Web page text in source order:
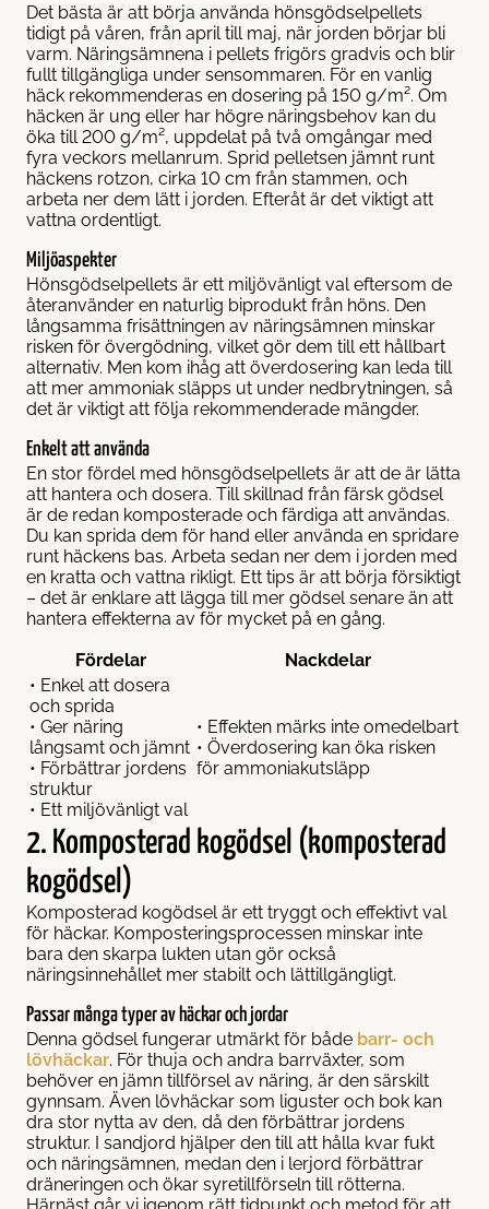
Det bästa är att börja använda hönsgödselpellets
tidigt på våren, från april till maj, när jorden börjar bli
varm. Näringsämnena i pellets frigörs gradvis och blir
fullt tillgängliga under sensommaren. För en vanlig
häck rekommenderas en dosering på 150 g/m². Om
häcken är ung eller har högre näringsbehov kan du
öka till 200 g/m², uppdelat på två omgångar med
fyra veckors mellanrum. Sprid pelletsen jämnt runt
häckens rotzon, cirka 10 cm från stammen, och
arbeta ner dem lätt i jorden. Efteråt är det viktigt att
vattna ordentligt.
Miljöaspekter
Hönsgödselpellets är ett miljövänligt val eftersom de
återanvänder en naturlig biprodukt från höns. Den
långsamma frisättningen av näringsämnen minskar
risken för övergödning, vilket gör dem till ett hållbart
alternativ. Men kom ihåg att överdosering kan leda till
att mer ammoniak släpps ut under nedbrytningen, så
det är viktigt att följa rekommenderade mängder.
Enkelt att använda
En stor fördel med hönsgödselpellets är att de är lätta
att hantera och dosera. Till skillnad från färsk gödsel
är de redan komposterade och färdiga att användas.
Du kan sprida dem för hand eller använda en spridare
runt häckens bas. Arbeta sedan ner dem i jorden med
en kratta och vattna rikligt. Ett tips är att börja försiktigt
– det är enklare att lägga till mer gödsel senare än att
hantera effekterna av för mycket på en gång.
Fördelar
Nackdelar
• Enkel att dosera
och sprida
• Ger näring
långsamt och jämnt
• Förbättrar jordens
struktur
• Ett miljövänligt val
• Effekten märks inte omedelbart
• Överdosering kan öka risken
för ammoniakutsläpp
2. Komposterad kogödsel (komposterad
kogödsel)
Komposterad kogödsel är ett tryggt och effektivt val
för häckar. Komposteringsprocessen minskar inte
bara den skarpa lukten utan gör också
näringsinnehållet mer stabilt och lättillgängligt.
Passar många typer av häckar och jordar
Denna gödsel fungerar utmärkt för både barr- och
lövhäckar. För thuja och andra barrväxter, som
behöver en jämn tillförsel av näring, är den särskilt
gynnsam. Även lövhäckar som liguster och bok kan
dra stor nytta av den, då den förbättrar jordens
struktur. I sandjord hjälper den till att hålla kvar fukt
och näringsämnen, medan den i lerjord förbättrar
dräneringen och ökar syretillförseln till rötterna.